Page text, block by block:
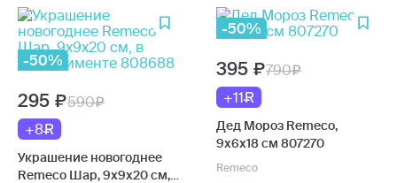
-50%
295
590
+8
Украшение новогоднее
Remeco Шар, 9х9х20 см, в
-50%
395
790
+11
Дед Мороз Remeco,
9х6х18 см 807270
Remeco